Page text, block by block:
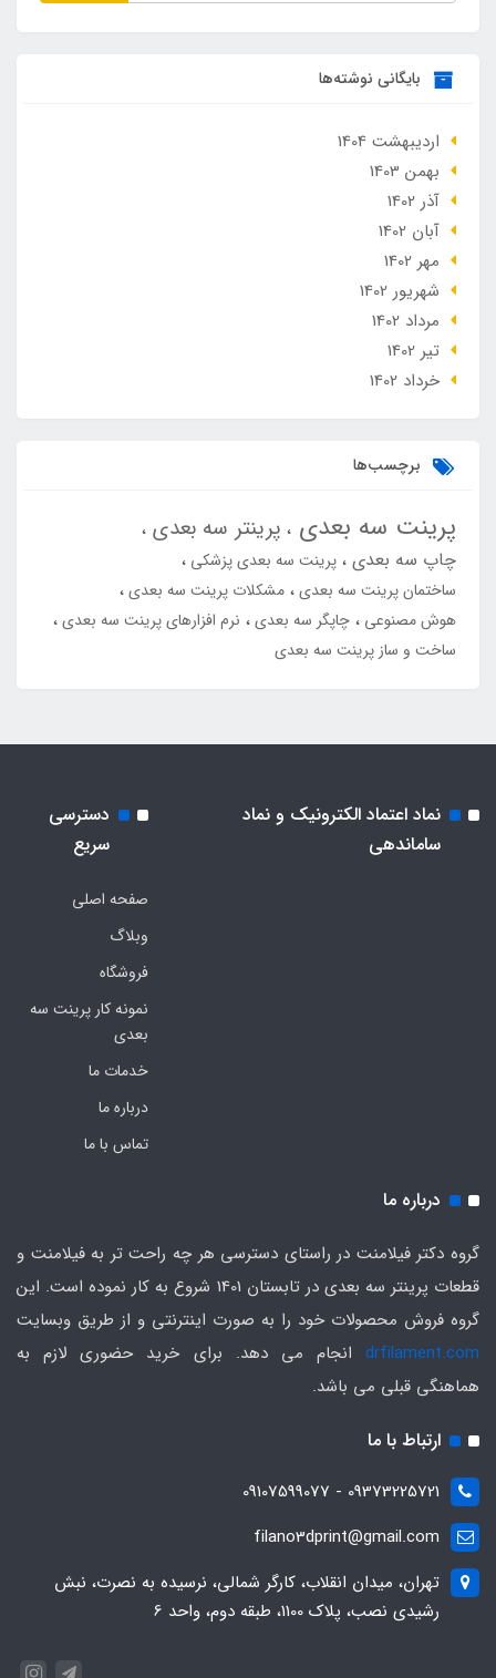
بایگانی نوشته‌ها
ارديبهشت 1404
بهمن 1403
آذر 1402
آبان 1402
مهر 1402
شهریور 1402
مرداد 1402
تير 1402
خرداد 1402
برچسب‌ها
پرینت سه بعدی پرینتر سه بعدی
چاپ سه بعدی
پرینت سه بعدی پزشکی
ساختمان پرینت سه بعدی مشکلات پرینت سه بعدی
هوش مصنوعی
چاپگر سه بعدی
نرم افزارهای پرینت سه بعدی
ساخت و ساز پرینت سه بعدی
نماد اعتماد الکترونیک و نماد
ساماندهی
دسترسی
سریع
صفحه اصلی
وبلاگ
فروشگاه
نمونه کار پرینت سه
بعدی
خدمات ما
درباره ما
تماس با ما
درباره ما
گروه دکتر فیلامنت در راستای دسترسی هر چه راحت تر به فیلامنت و
قطعات پرینتر سه بعدی در تابستان 1401 شروع به کار نموده است. این
گروه فروش محصولات خود را به صورت اینترنتی و از طریق وبسایت
drfilament.com انجام می دهد. برای خرید حضوری لازم به
هماهنگی قبلی می باشد.
ارتباط با ما
09373225721 - 09107599077
filano3dprint@gmail.com
تهران، میدان انقلاب، کارگر شمالی، نرسیده به نصرت، نبش
رشیدی نصب، پلاک 1100، طبقه دوم، واحد 6